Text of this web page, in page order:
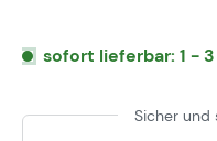
sofort lieferbar: 1 -
Sicher und